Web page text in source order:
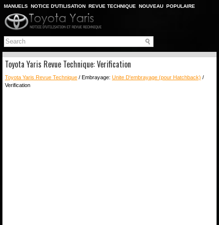
MANUELS NOTICE D'UTILISATION REVUE TECHNIQUE NOUVEAU POPULAIRE
PLAN DU SITE
CHERCHER
Toyota Yaris Revue Technique: Verification
Toyota Yaris Revue Technique / Embrayage: Unite D'embrayage (pour Hatchback) /
Verification